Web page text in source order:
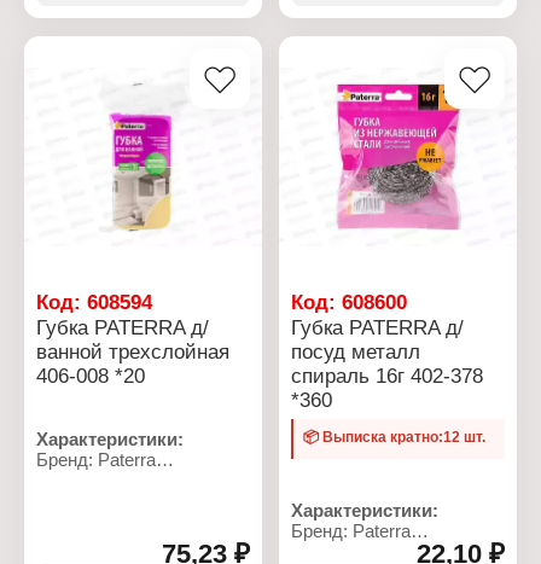
Размер: 12,5х9х1,5 см
Материал: полиуретан,
нержавеющая сталь,
полиэстер
Цвет: черный
Количество: 2 шт
Упаковка: в пакете
Размер: 13,5х9,5х1,5 см
Материал: полиуретан,
нержавеющая сталь,
полиэстер
Цвет: черный
Количество: 2 шт
Упаковка: в пакете
Код: 608594
Губка PATERRA д/
ванной трехслойная
406-008 *20
Характеристики:
Бренд: Paterra
Применение: для ванной
75,23 ₽
Код:608600
Губка PATERRA д/
посуд металл
спираль 16г 402-378
*360
📦 Выписка кратно:12 шт.
Характеристики:
Бренд: Paterra
Артикул: 402-37822,10 ₽